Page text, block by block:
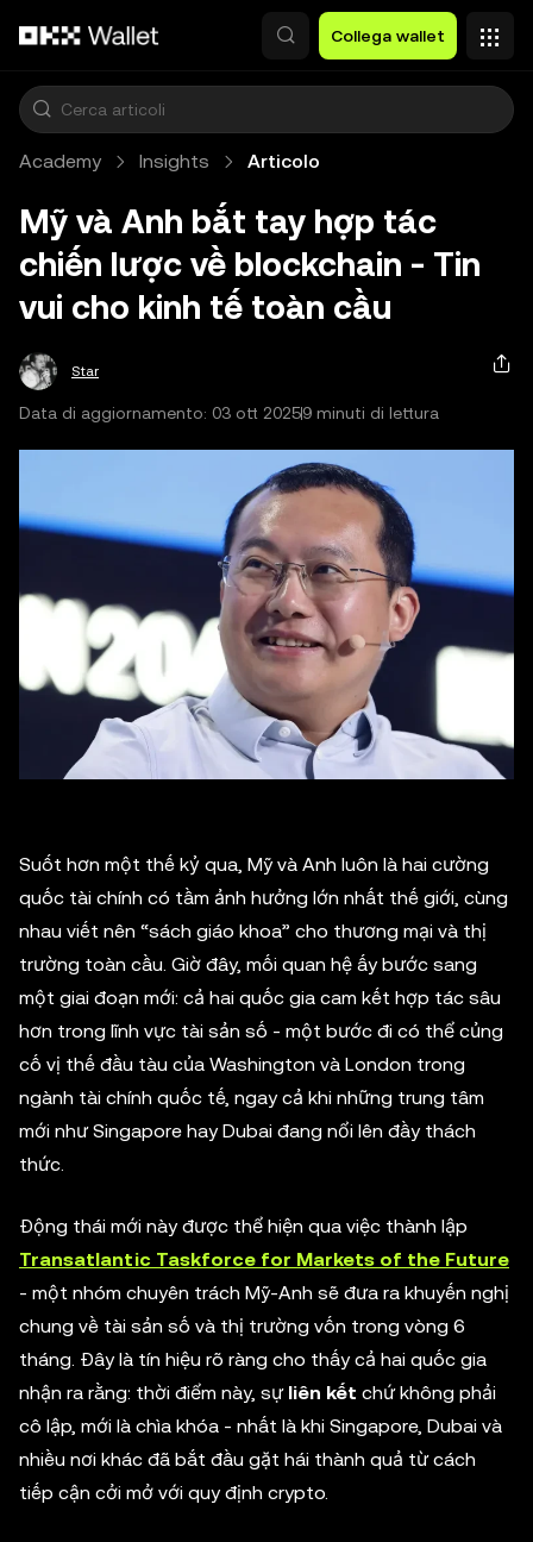
Collega wallet
Academy Insights Articolo
Mỹ và Anh bắt tay hợp tác
chiến lược về blockchain - Tin
vui cho kinh tế toàn cầu
Star
Data di aggiornamento: 03 ott 20259 minuti di lettura
Suốt hơn một thế kỷ qua, Mỹ và Anh luôn là hai cường
quốc tài chính có tầm ảnh hưởng lớn nhất thế giới, cùng
nhau viết nên “sách giáo khoa” cho thương mại và thị
trường toàn cầu. Giờ đây, mối quan hệ ấy bước sang
một giai đoạn mới: cả hai quốc gia cam kết hợp tác sâu
hơn trong lĩnh vực tài sản số - một bước đi có thể củng
cố vị thế đầu tàu của Washington và London trong
ngành tài chính quốc tế, ngay cả khi những trung tâm
mới như Singapore hay Dubai đang nổi lên đầy thách
thức.
Động thái mới này được thể hiện qua việc thành lập
Transatlantic Taskforce for Markets of the Future
- một nhóm chuyên trách Mỹ-Anh sẽ đưa ra khuyến nghị
chung về tài sản số và thị trường vốn trong vòng 6
tháng. Đây là tín hiệu rõ ràng cho thấy cả hai quốc gia
nhận ra rằng: thời điểm này, sự liên kết chứ không phải
cô lập, mới là chìa khóa - nhất là khi Singapore, Dubai và
nhiều nơi khác đã bắt đầu gặt hái thành quả từ cách
tiếp cận cởi mở với quy định crypto.